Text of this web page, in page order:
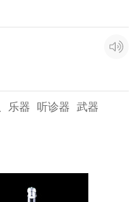
乐器 听诊器 武器